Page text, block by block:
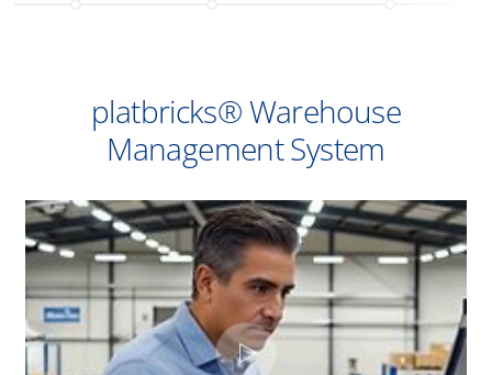
platbricks® Warehouse
Management System